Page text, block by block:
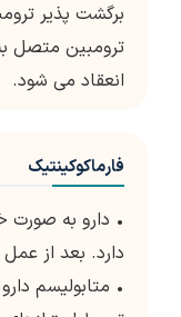
برگشت پذیر
ترومبین متصل
انعقاد می شود.
فارماکوکینتیک
• دارو به
دارد. بعد از
• متابولیسم